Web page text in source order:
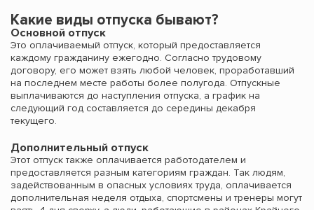
Какие виды отпуска бывают?
Основной отпуск
Это оплачиваемый отпуск, который предоставляется
каждому гражданину ежегодно. Согласно трудовому
договору, его может взять любой человек, проработавший
на последнем месте работы более полугода. Отпускные
выплачиваются до наступления отпуска, а график на
следующий год составляется до середины декабря
текущего.
Дополнительный отпуск
Этот отпуск также оплачивается работодателем и
предоставляется разным категориям граждан. Так людям,
задействованным в опасных условиях труда, оплачивается
дополнительная неделя отдыха, спортсмены и тренеры могут